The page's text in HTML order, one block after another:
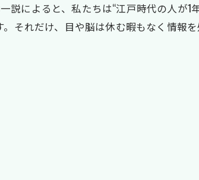
説によると、私たちは“江戸時代の人が1
それだけ、目や脳は休む暇もなく情報を